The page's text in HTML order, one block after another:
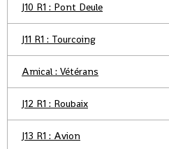
J10 R1 : Pont Deule
J11 R1 : Tourcoing
Amical : Vétérans
J12 R1 : Roubaix
J13 R1 : Avion